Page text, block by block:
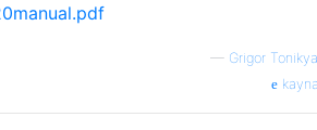
— Grigor